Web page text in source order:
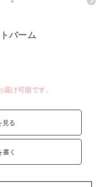
バーム
け可能です。
見る
く